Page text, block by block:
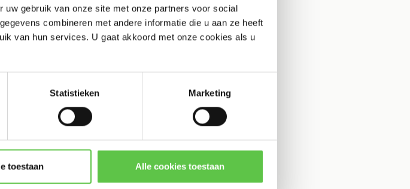
gebruik van onze site met onze partners voor social
combineren met andere informatie die u aan ze heeft
van hun services. U gaat akkoord met onze cookies als u
Statistieken Marketing
toestaan Alle cookies toestaan
en retrospectieve malware-
Een licentie upgrade voor